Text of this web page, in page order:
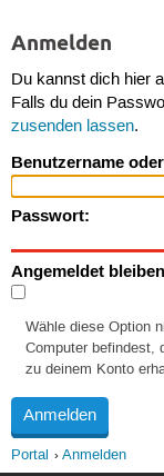
Anmelden
Du kannst dich hier
Falls du dein
zusenden lassen.
Benutzername
Passwort:
Angemeldet
Wähle diese Option
Computer befindest,
zu deinem Konto
Portal Anmelden